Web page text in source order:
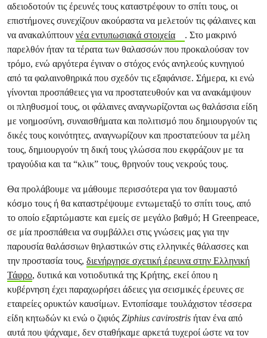
αδειοδοτούν τις έρευνές τους καταστρέφουν το σπίτι τους, οι
επιστήμονες συνεχίζουν ακούραστα να μελετούν τις φάλαινες και
να ανακαλύπτουν νέα εντυπωσιακά στοιχεία
. Στο μακρινό
παρελθόν ήταν τα τέρατα των θαλασσών που προκαλούσαν τον
τρόμο, ενώ αργότερα έγιναν ο στόχος ενός ανηλεούς κυνηγιού
από τα φαλαινοθηρικά που σχεδόν τις εξαφάνισε. Σήμερα, κι ενώ
γίνονται προσπάθειες για να προστατευθούν και να ανακάμψουν
οι πληθυσμοί τους, οι φάλαινες αναγνωρίζονται ως θαλάσσια είδη
με νοημοσύνη, συναισθήματα και πολιτισμό που δημιουργούν τις
δικές τους κοινότητες, αναγνωρίζουν και προστατεύουν τα μέλη
τους, δημιουργούν τη δική τους γλώσσα που εκφράζουν με τα
τραγούδια και τα “κλικ” τους, θρηνούν τους νεκρούς τους.
Θα προλάβουμε να μάθουμε περισσότερα για τον θαυμαστό
κόσμο τους ή θα καταστρέψουμε εντωμεταξύ το σπίτι τους, από
το οποίο εξαρτώμαστε και εμείς σε μεγάλο βαθμό; Η Greenpeace,
σε μία προσπάθεια να συμβάλλει στις γνώσεις μας για την
παρουσία θαλάσσιων θηλαστικών στις ελληνικές θάλασσες και
την προστασία τους, διενήργησε σχετική έρευνα στην Ελληνική
Τάφρο, δυτικά και νοτιοδυτικά της Κρήτης, εκεί όπου η
κυβέρνηση έχει παραχωρήσει άδειες για σεισμικές έρευνες σε
εταιρείες ορυκτών καυσίμων. Εντοπίσαμε τουλάχιστον τέσσερα
είδη κητωδών κι ενώ ο ζιφιός Ziphius cavirostris ήταν ένα από
αυτά που ψάχναμε, δεν σταθήκαμε αρκετά τυχεροί ώστε να τον